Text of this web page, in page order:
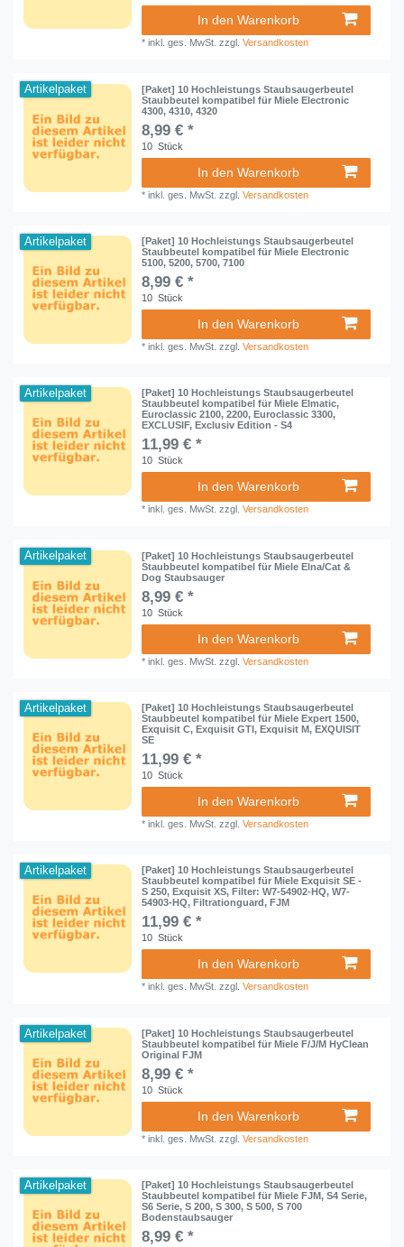
In den Warenkorb
*inkl. ges. MwSt. zzgl.Versandkosten
Artikelpaket
[Paket] 10 Hochleistungs Staubsaugerbeutel
Staubbeutel kompatibel für Miele Electronic
4300, 4310, 4320
8,99 € *
10 Stück
In den Warenkorb
*inkl. ges. MwSt. zzgl.Versandkosten
Artikelpaket
[Paket] 10 Hochleistungs Staubsaugerbeutel
Staubbeutel kompatibel für Miele Electronic
5100, 5200, 5700, 7100
8,99 € *
10 Stück
In den Warenkorb
*inkl. ges. MwSt. zzgl.Versandkosten
Artikelpaket
[Paket] 10 Hochleistungs Staubsaugerbeutel
Staubbeutel kompatibel für Miele Elmatic,
Euroclassic 2100, 2200, Euroclassic 3300,
EXCLUSIF, Exclusiv Edition - S4
11,99 € *
10 Stück
In den Warenkorb
*inkl. ges. MwSt. zzgl.Versandkosten
Artikelpaket
[Paket] 10 Hochleistungs Staubsaugerbeutel
Staubbeutel kompatibel für Miele Elna/Cat &
Dog Staubsauger
8,99 € *
10 Stück
In den Warenkorb
*inkl. ges. MwSt. zzgl.Versandkosten
Artikelpaket
[Paket] 10 Hochleistungs Staubsaugerbeutel
Staubbeutel kompatibel für Miele Expert 1500,
Exquisit C, Exquisit GTI, Exquisit M, EXQUISIT
SE
11,99 € *
10 Stück
In den Warenkorb
*inkl. ges. MwSt. zzgl.Versandkosten
Artikelpaket
[Paket] 10 Hochleistungs Staubsaugerbeutel
Staubbeutel kompatibel für Miele Exquisit SE -
S 250, Exquisit XS, Filter: W7-54902-HQ, W7-
54903-HQ, Filtrationguard, FJM
11,99 € *
10 Stück
In den Warenkorb
*inkl. ges. MwSt. zzgl.Versandkosten
Artikelpaket
[Paket] 10 Hochleistungs Staubsaugerbeutel
Staubbeutel kompatibel für Miele F/J/M HyClean
Original FJM
8,99 € *
10 Stück
In den Warenkorb
*inkl. ges. MwSt. zzgl.Versandkosten
Artikelpaket
[Paket] 10 Hochleistungs Staubsaugerbeutel
Staubbeutel kompatibel für Miele FJM, S4 Serie,
S6 Serie, S 200, S 300, S 500, S 700
Bodenstaubsauger
8,99 € *